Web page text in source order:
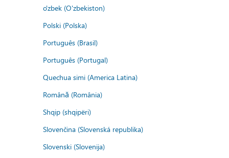
o'zbek (O'zbekiston)
Polski (Polska)
Português (Brasil)
Português (Portugal)
Quechua simi (America Latina)
Română (România)
Shqip (shqipëri)
Slovenčina (Slovenská republika)
Slovenski (Slovenija)